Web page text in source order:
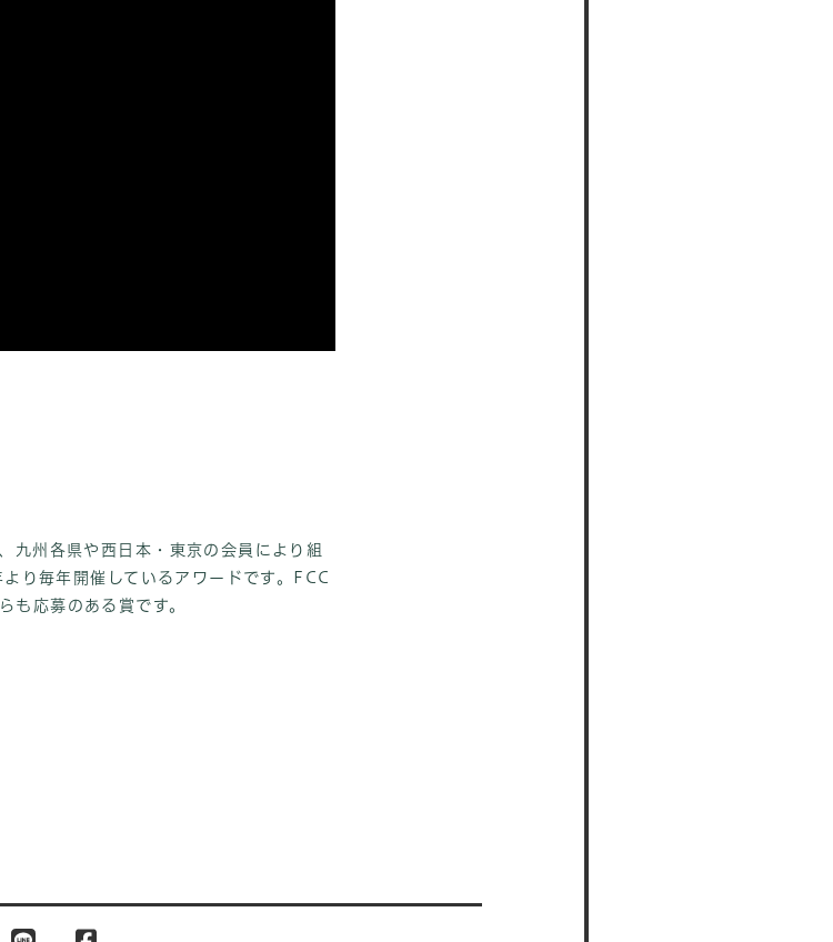
九州各県や西日本・東京の会員により組
り毎年開催しているアワードです。FCC
も応募のある賞です。